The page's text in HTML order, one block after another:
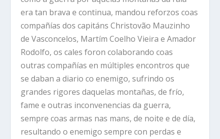
era tan brava e continua, mandou reforzos coas
compañías dos capitáns Christovão Mauzinho
de Vasconcelos, Martím Coelho Vieira e Amador
Rodolfo, os cales foron colaborando coas
outras compañías en múltiples encontros que
se daban a diario co enemigo, sufrindo os
grandes rigores daquelas montañas, de frío,
fame e outras inconvenencias da guerra,
sempre coas armas nas mans, de noite e de día,
resultando o enemigo sempre con perdas e